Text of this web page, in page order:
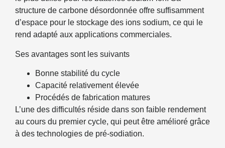
structure de carbone désordonnée offre suffisamment
d’espace pour le stockage des ions sodium, ce qui le
rend adapté aux applications commerciales.
Ses avantages sont les suivants
Bonne stabilité du cycle
Capacité relativement élevée
Procédés de fabrication matures
L’une des difficultés réside dans son faible rendement
au cours du premier cycle, qui peut être amélioré grâce
à des technologies de pré-sodiation.